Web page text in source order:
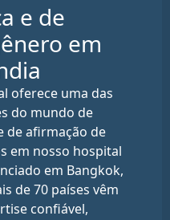
e de
em
oferece uma das
do mundo de
de afirmação de
em nosso hospital
em Bangkok,
de 70 países vêm
confiável,